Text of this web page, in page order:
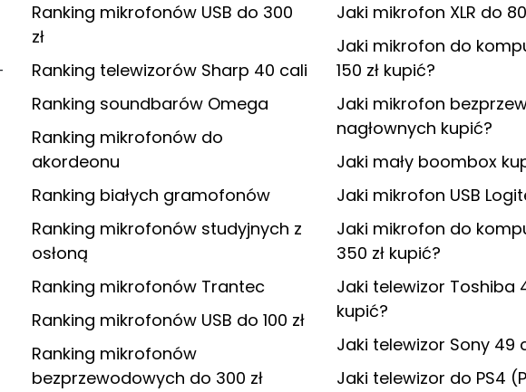
Ranking mikrofonów USB do 300
zł
Ranking telewizorów Sharp 40 cali
Ranking soundbarów Omega
Ranking mikrofonów do
akordeonu
Ranking białych gramofonów
Ranking mikrofonów studyjnych z
osłoną
Ranking mikrofonów Trantec
Ranking mikrofonów USB do 100 zł
Ranking mikrofonów
bezprzewodowych do 300 zł
Jaki mikrofon XLR do
Jaki mikrofon do
150 zł kupić?
Jaki mikrofon
nagłownych kupić?
Jaki mały boombox
Jaki mikrofon USB
Jaki mikrofon do
350 zł kupić?
Jaki telewizor Toshiba
kupić?
Jaki telewizor Sony 49
Jaki telewizor do PS4